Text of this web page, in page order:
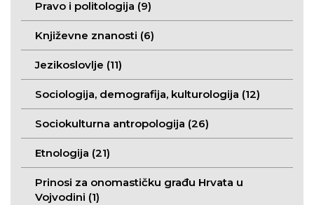
Pravo i politologija (9)
Književne znanosti (6)
Jezikoslovlje (11)
Sociologija, demografija, kulturologija (12)
Sociokulturna antropologija (26)
Etnologija (21)
Prinosi za onomastičku građu Hrvata u
Vojvodini (1)